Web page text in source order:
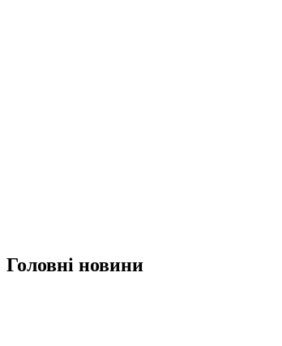
Головні новини